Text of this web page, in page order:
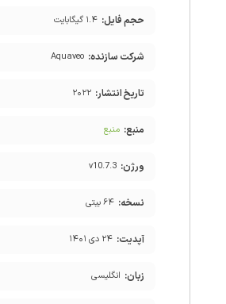
حجم فایل: ۱.۴ گیگابایت
شرکت سازنده: Aquaveo
تاریخ انتشار: ۲۰۲۲
منبع: منبع
ورژن: v10.7.3
نسخه: ۶۴ بیتی
آپدیت: ۲۴ دی ۱۴۰۱
زبان: انگلیسی